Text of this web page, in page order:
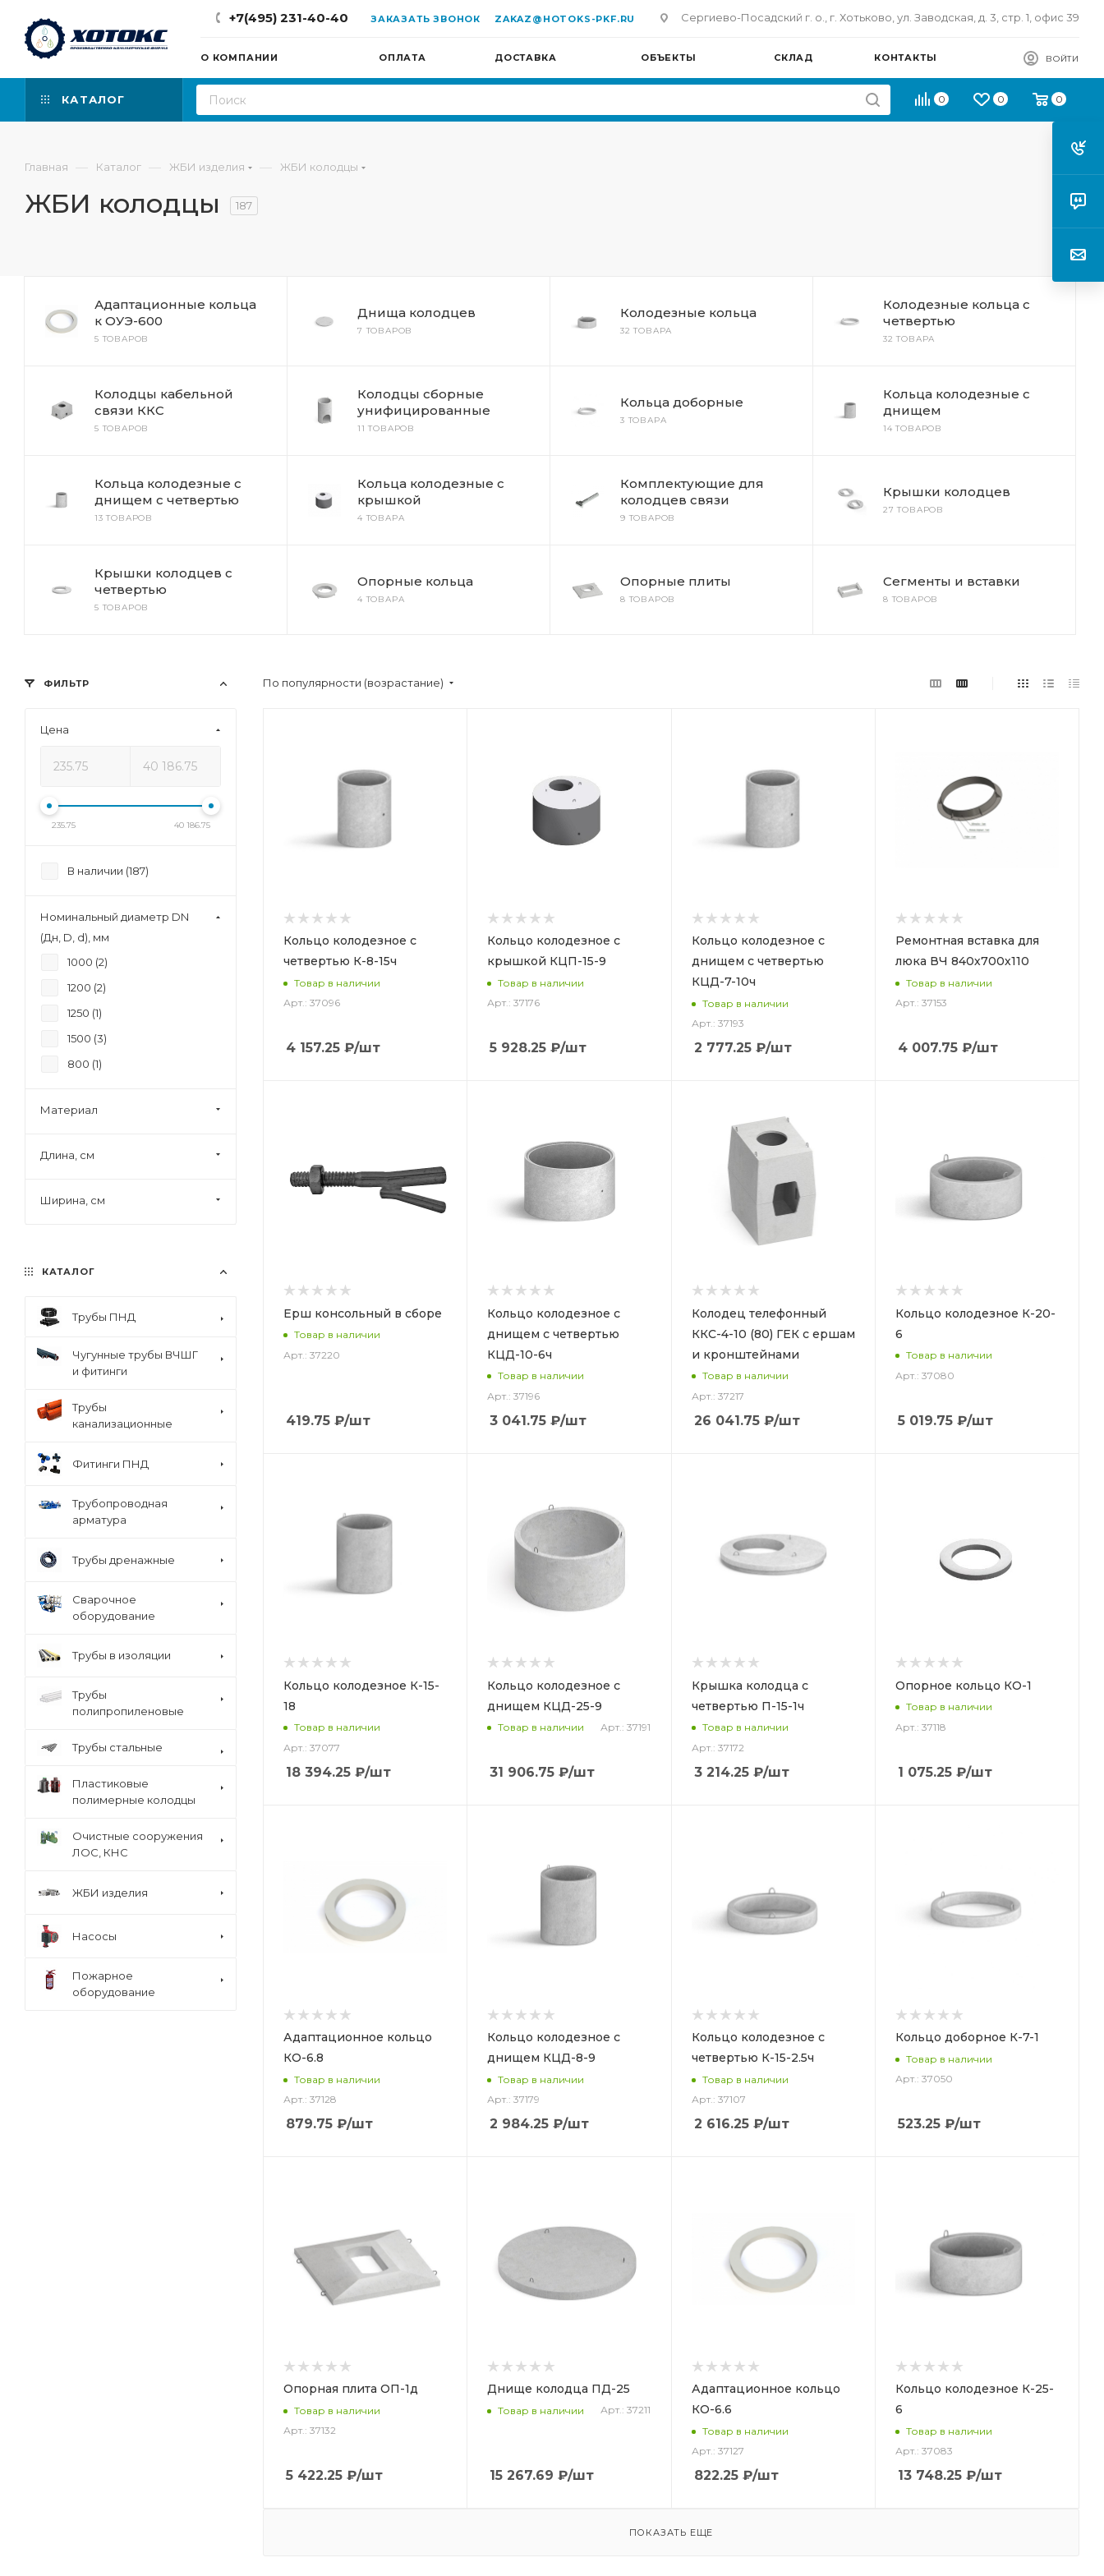
+7(495) 231-40-40 ЗАКАЗАТЬ ЗВОНОК ZAKAZ@HOTOKS-PKF.RU Сергиево-Посадский г. о., г. Хотьково, ул. Заводская, д. 3, стр. 1, офис 39
О КОМПАНИИ ОПЛАТА ДОСТАВКА ОБЪЕКТЫ СКЛАД КОНТАКТЫ ВОЙТИ
КАТАЛОГ 0 0 0
Главная — Каталог — ЖБИ изделия — ЖБИ колодцы
ЖБИ колодцы 187
Адаптационные кольца
к ОУЭ-600
5 ТОВАРОВ
Днища колодцев
7 ТОВАРОВ
Колодезные кольца
32 ТОВАРА
Колодезные кольца с
четвертью
32 ТОВАРА
Колодцы кабельной
связи ККС
5 ТОВАРОВ
Колодцы сборные
унифицированные
11 ТОВАРОВ
Кольца доборные
3 ТОВАРА
Кольца колодезные с
днищем
14 ТОВАРОВ
Кольца колодезные с
днищем с четвертью
13 ТОВАРОВ
Кольца колодезные с
крышкой
4 ТОВАРА
Комплектующие для
колодцев связи
9 ТОВАРОВ
Крышки колодцев
27 ТОВАРОВ
Крышки колодцев с
четвертью
5 ТОВАРОВ
Опорные кольца
4 ТОВАРА
Опорные плиты
8 ТОВАРОВ
Сегменты и вставки
8 ТОВАРОВ
По популярности (возрастание)
Кольцо колодезное с
четвертью К-8-15ч
Товар в наличии
Арт.: 37096
4 157.25 ₽/шт
Кольцо колодезное с
крышкой КЦП-15-9
Товар в наличии
Арт.: 37176
5 928.25 ₽/шт
Кольцо колодезное с
днищем с четвертью
КЦД-7-10ч
Товар в наличии
Арт.: 37193
2 777.25₽/шт
Ремонтная вставка для
люка ВЧ 840х700х110
Товар в наличии
Арт.: 37153
4 007.75₽/шт
Ерш консольный в сборе
Товар в наличии
Арт.: 37220
419.75 ₽/шт
Кольцо колодезное с
днищем с четвертью
КЦД-10-6ч
Товар в наличии
Арт.: 37196
3 041.75 ₽/шт
Колодец телефонный
ККС-4-10 (80) ГЕК с ершам
и кронштейнами
Товар в наличии
Арт.: 37217
26 041.75₽/шт
Кольцо колодезное К-20-
6
Товар в наличии
Арт.: 37080
5 019.75₽/шт
Кольцо колодезное К-15-
18
Товар в наличии
Арт.: 37077
18 394.25 ₽/шт
Кольцо колодезное с
днищем КЦД-25-9
Товар в наличии Арт.: 37191
31 906.75 ₽/шт
Крышка колодца с
четвертью П-15-1ч
Товар в наличии
Арт.: 37172
3 214.25₽/шт
Опорное кольцо КО-1
Товар в наличии
Арт.: 37118
1 075.25₽/шт
Адаптационное кольцо
КО-6.8
Товар в наличии
Арт.: 37128
879.75 ₽/шт
Кольцо колодезное с
днищем КЦД-8-9
Товар в наличии
Арт.: 37179
2 984.25 ₽/шт
Кольцо колодезное с
четвертью К-15-2.5ч
Товар в наличии
Арт.: 37107
2 616.25₽/шт
Кольцо доборное К-7-1
Товар в наличии
Арт.: 37050
523.25₽/шт
Опорная плита ОП-1д
Товар в наличии
Арт.: 37132
5 422.25 ₽/шт
Днище колодца ПД-25
Товар в наличии Арт.: 37211
15 267.69 ₽/шт
Адаптационное кольцо
КО-6.6
Товар в наличии
Арт.: 37127
822.25₽/шт
Кольцо колодезное К-25-
6
Товар в наличии
Арт.: 37083
13 748.25₽/шт
ПОКАЗАТЬ ЕЩЕ
ФИЛЬТР
Цена
235.75 40 186.75
В наличии (187)
Номинальный диаметр DN
(Дн, D, d), мм
1000 (2)
1200 (2)
1250 (1)
1500 (3)
800 (1)
Материал
Длина, см
Ширина, см
КАТАЛОГ
Трубы ПНД
Чугунные трубы ВЧШГ
и фитинги
Трубы
канализационные
Фитинги ПНД
Трубопроводная
арматура
Трубы дренажные
Сварочное
оборудование
Трубы в изоляции
Трубы
полипропиленовые
Трубы стальные
Пластиковые
полимерные колодцы
Очистные сооружения
ЛОС, КНС
ЖБИ изделия
Насосы
Пожарное
оборудование